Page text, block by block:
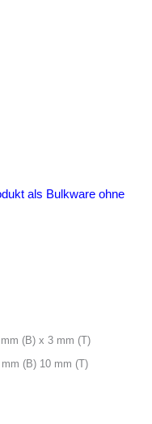
als Bulkware ohne
(B) x 3 mm (T)
(B) 10 mm (T)